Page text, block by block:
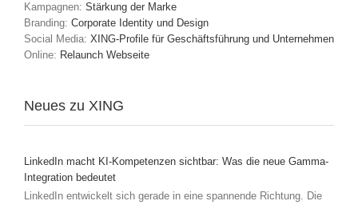
Kampagnen: Stärkung der Marke
Branding: Corporate Identity und Design
Social Media: XING-Profile für Geschäftsführung und Unternehmen
Online: Relaunch Webseite
Neues zu XING
LinkedIn macht KI-Kompetenzen sichtbar: Was die neue Gamma-
Integration bedeutet
LinkedIn entwickelt sich gerade in eine spannende Richtung. Die